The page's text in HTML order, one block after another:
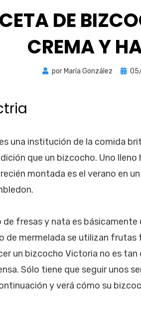
DE
CREMA Y
por María González
una institución de la comida
que un bizcocho. Uno
montada es el verano en
de fresas y nata es
de mermelada se utilizan
un bizcocho Victoria no es
Sólo tiene que seguir unos
y verá cómo su